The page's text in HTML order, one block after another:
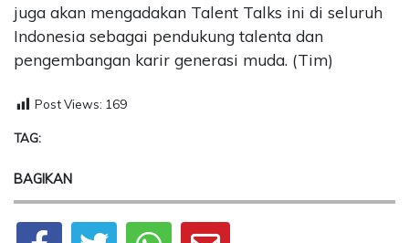
juga akan mengadakan Talent Talks ini di seluruh
Indonesia sebagai pendukung talenta dan
pengembangan karir generasi muda. (Tim)
Post Views: 169
TAG:
BAGIKAN